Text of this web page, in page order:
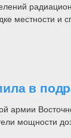
местности и
в
мощности